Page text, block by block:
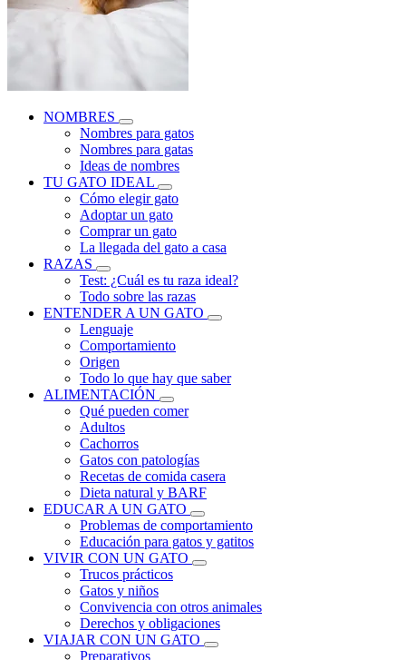
NOMBRES
Nombres para gatos
Nombres para gatas
Ideas de nombres
TU GATO IDEAL
Cómo elegir gato
Adoptar un gato
Comprar un gato
La llegada del gato a casa
RAZAS
Test: ¿Cuál es tu raza ideal?
Todo sobre las razas
ENTENDER A UN GATO
Lenguaje
Comportamiento
Origen
Todo lo que hay que saber
ALIMENTACIÓN
Qué pueden comer
Adultos
Cachorros
Gatos con patologías
Recetas de comida casera
Dieta natural y BARF
EDUCAR A UN GATO
Problemas de comportamiento
Educación para gatos y gatitos
VIVIR CON UN GATO
Trucos prácticos
Gatos y niños
Convivencia con otros animales
Derechos y obligaciones
VIAJAR CON UN GATO
Preparativos